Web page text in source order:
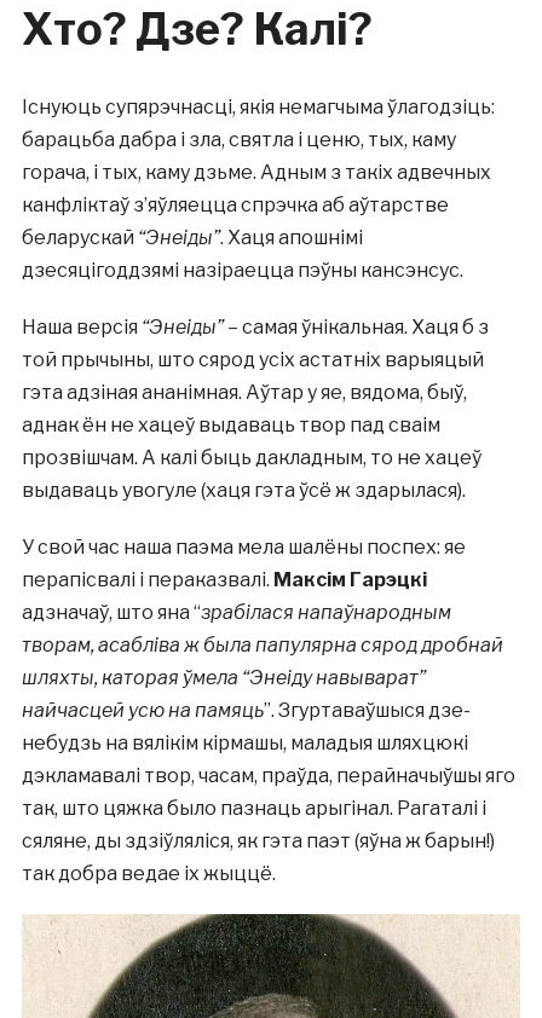
Хто? Дзе? Калі?
Існуюць супярэчнасці, якія немагчыма ўлагодзіць:
барацьба дабра і зла, святла і ценю, тых, каму
горача, і тых, каму дзьме. Адным з такіх адвечных
канфліктаў з’яўляецца спрэчка аб аўтарстве
беларускай “Энеіды”. Хаця апошнімі
дзесяцігоддзямі назіраецца пэўны кансэнсус.
Наша версія “Энеіды”– самая ўнікальная. Хаця б з
той прычыны, што сярод усіх астатніх варыяцый
гэта адзіная ананімная. Аўтар у яе, вядома, быў,
аднак ён не хацеў выдаваць твор пад сваім
прозвішчам. А калі быць дакладным, то не хацеў
выдаваць увогуле (хаця гэта ўсё ж здарылася).
У свой час наша паэма мела шалёны поспех: яе
перапісвалі і пераказвалі. Максім Гарэцкі
адзначаў, што яна “зрабілася напаўнародным
творам, асабліва ж была папулярна сярод дробнай
шляхты, каторая ўмела “Энеіду навыварат”
найчасцей усю на памяць”. Згуртаваўшыся дзе-
небудзь на вялікім кірмашы, маладыя шляхцюкі
дэкламавалі твор, часам, праўда, перайначыўшы яго
так, што цяжка было пазнаць арыгінал. Рагаталі і
сяляне, ды здзіўляліся, як гэта паэт (яўна ж барын!)
так добра ведае іх жыццё.